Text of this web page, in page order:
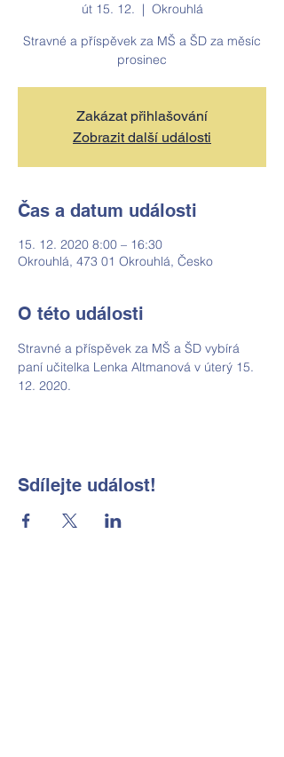
út 15. 12.
  |
Okrouhlá
Stravné a příspěvek za MŠ a ŠD za měsíc
prosinec
Zakázat přihlašování
Zobrazit další události
Čas a datum události
15. 12. 2020 8:00 – 16:30
Okrouhlá, 473 01 Okrouhlá, Česko
O této události
Stravné a příspěvek za MŠ a ŠD vybírá
paní učitelka Lenka Altmanová v úterý 15.
12. 2020.
Sdílejte událost!